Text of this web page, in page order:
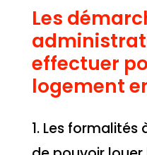
Les
effectuer
logement
1. Les